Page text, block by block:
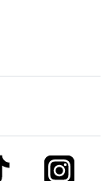
link to tiktok link to